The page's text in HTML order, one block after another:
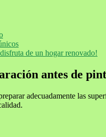
de un hogar renovado!
antes de
adecuadamente las